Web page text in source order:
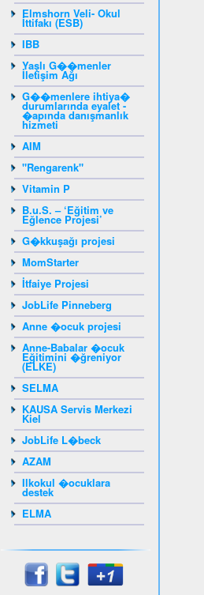
Elmshorn Veli- Okul
İttifakı (ESB)
IBB
Yaşlı G��menler
İletişim Ağı
G��menlere ihtiya�
durumlarında eyalet -
�apında danışmanlık
hizmeti
AIM
"Rengarenk"
Vitamin P
B.u.S. – ‘Eğitim ve
Eğlence Projesi’
G�kkuşağı projesi
MomStarter
İtfaiye Projesi
JobLife Pinneberg
Anne �ocuk projesi
Anne-Babalar �ocuk
Eğitimini �ğreniyor
(ELKE)
SELMA
KAUSA Servis Merkezi
Kiel
JobLife L�beck
AZAM
Ilkokul �ocuklara
destek
ELMA